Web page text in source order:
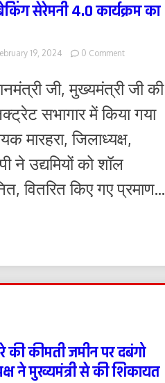
सेरेमनी 4.0 कार्यक्रम का
19, 2024 0 Commenton
ग्राउण्ड
सेरेमनी
कार्यक्रम
जी, मुख्यमंत्री जी की
सभागार में किया गया
मारहरा, जिलाध्यक्ष,
ने उद्यमियों को शॉल
वितरित किए गए प्रमाण...
कीमती जमीन पर दबंगो
ने मुख्यमंत्री से की शिकायत